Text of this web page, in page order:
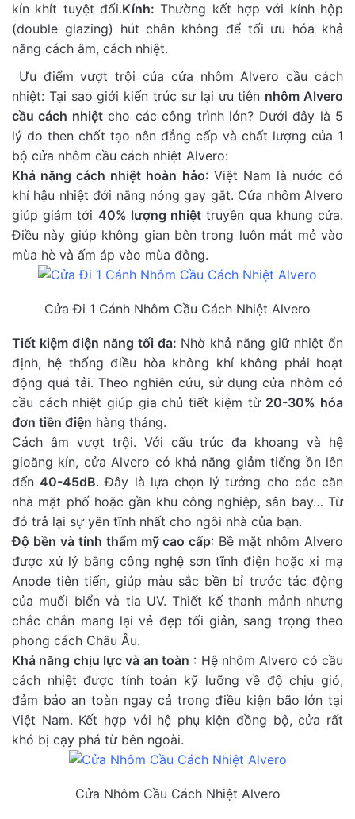
kín khít tuyệt đối.Kính: Thường kết hợp với kính hộp
(double glazing) hút chân không để tối ưu hóa khả
năng cách âm, cách nhiệt.
Ưu điểm vượt trội của cửa nhôm Alvero cầu cách
nhiệt: Tại sao giới kiến trúc sư lại ưu tiên nhôm Alvero
cầu cách nhiệtcho các công trình lớn? Dưới đây là 5
lý do then chốt tạo nên đẳng cấp và chất lượng của 1
bộ cửa nhôm cầu cách nhiệt Alvero:
Khả năng cách nhiệt hoàn hảo: Việt Nam là nước có
khí hậu nhiệt đới nắng nóng gay gắt. Cửa nhôm Alvero
giúp giảm tới 40% lượng nhiệt truyền qua khung cửa.
Điều này giúp không gian bên trong luôn mát mẻ vào
mùa hè và ấm áp vào mùa đông.
Cửa Đi 1 Cánh Nhôm Cầu Cách Nhiệt Alvero
Tiết kiệm điện năng tối đa: Nhờ khả năng giữ nhiệt ổn
định, hệ thống điều hòa không khí không phải hoạt
động quá tải. Theo nghiên cứu, sử dụng cửa nhôm có
cầu cách nhiệt giúp gia chủ tiết kiệm từ 20-30% hóa
đơn tiền điện hàng tháng.
Cách âm vượt trội. Với cấu trúc đa khoang và hệ
gioăng kín, cửa Alvero có khả năng giảm tiếng ồn lên
đến40-45dB. Đây là lựa chọn lý tưởng cho các căn
nhà mặt phố hoặc gần khu công nghiệp, sân bay… Từ
đó trả lại sự yên tĩnh nhất cho ngôi nhà của bạn.
Độ bền và tính thẩm mỹ cao cấp: Bề mặt nhôm Alvero
được xử lý bằng công nghệ sơn tĩnh điện hoặc xi mạ
Anode tiên tiến, giúp màu sắc bền bỉ trước tác động
của muối biển và tia UV. Thiết kế thanh mảnh nhưng
chắc chắn mang lại vẻ đẹp tối giản, sang trọng theo
phong cách Châu Âu.
Khả năng chịu lực và an toàn : Hệ nhôm Alvero có cầu
cách nhiệt được tính toán kỹ lưỡng về độ chịu gió,
đảm bảo an toàn ngay cả trong điều kiện bão lớn tại
Việt Nam. Kết hợp với hệ phụ kiện đồng bộ, cửa rất
khó bị cạy phá từ bên ngoài.
Cửa Nhôm Cầu Cách Nhiệt Alvero